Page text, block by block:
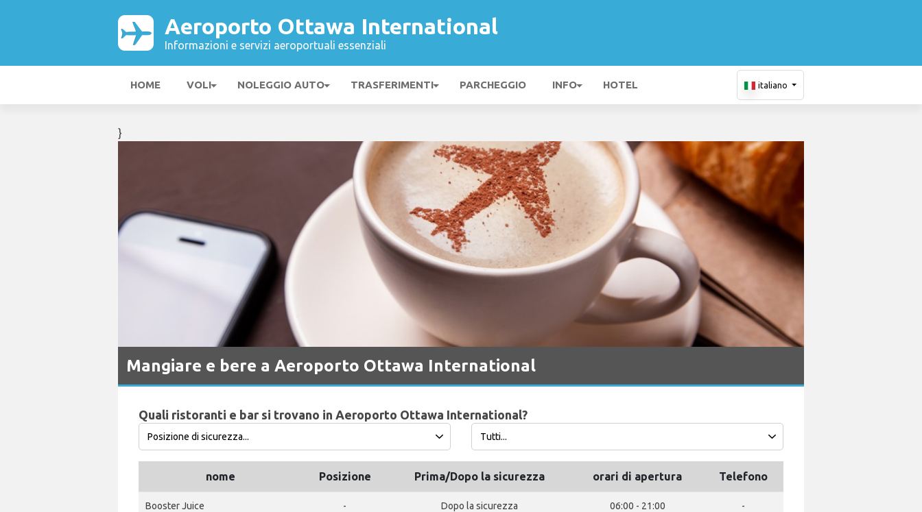
Aeroporto Ottawa International
Informazioni e servizi aeroportuali essenziali
HOME VOLI NOLEGGIO AUTO TRASFERIMENTI PARCHEGGIO INFO HOTEL italiano
}
Mangiare e bere a Aeroporto Ottawa International
Quali ristoranti e bar si trovano in Aeroporto Ottawa International?
nome Posizione Prima/Dopo la sicurezza orari di apertura Telefono
Booster Juice - Dopo la sicurezza 06:00 - 21:00 -